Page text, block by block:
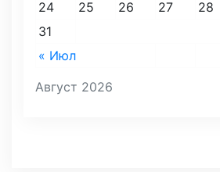
Август 2026
« Июл
24
25 26 27 28
31